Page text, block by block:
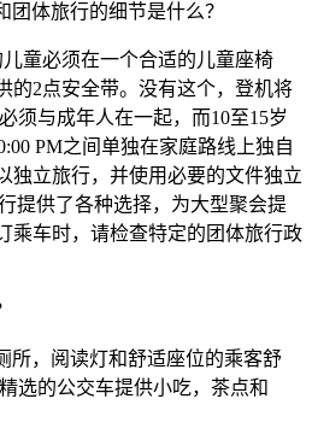
团体旅行的细节是什么？
童必须在一个合适的儿童座椅
的2点安全带。没有这个，登机将
须与成年人在一起，而10至15岁
PM之间单独在家庭路线上独自
独立旅行，并使用必要的文件独立
提供了各种选择，为大型聚会提
乘车时，请检查特定的团体旅行政
所，阅读灯和舒适座位的乘客舒
选的公交车提供小吃，茶点和